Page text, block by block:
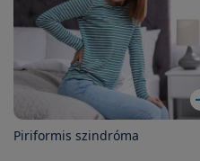
Piriformis szindróma